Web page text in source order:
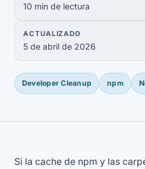
10 min de lectura
ACTUALIZADO
5 de abril de 2026
Developer Cleanup npm
Si la cache de npm y las